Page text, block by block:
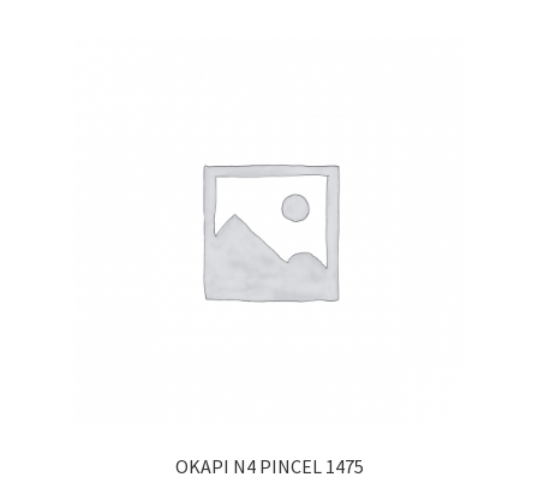
OKAPI N4 PINCEL 1475